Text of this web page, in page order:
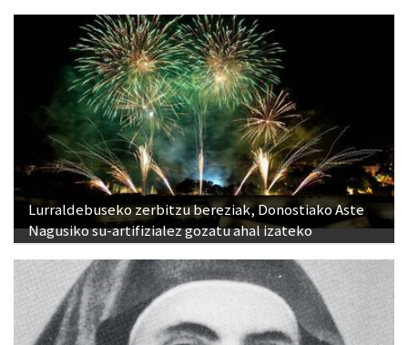
Lurraldebuseko zerbitzu bereziak, Donostiako Aste
Nagusiko su-artifizialez gozatu ahal izateko